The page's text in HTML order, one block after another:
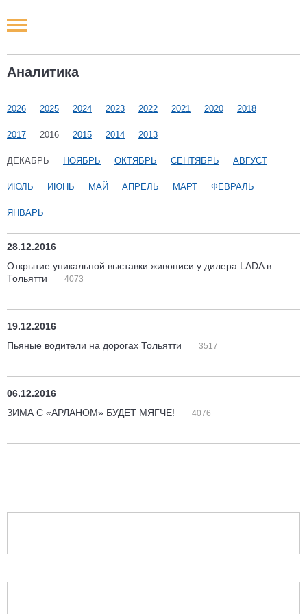
Аналитика
2026 2025 2024 2023 2022 2021 2020 2018
2017 2016 2015 2014 2013
ДЕКАБРЬ НОЯБРЬ ОКТЯБРЬ СЕНТЯБРЬ АВГУСТ
ИЮЛЬ ИЮНЬ МАЙ АПРЕЛЬ МАРТ ФЕВРАЛЬ
ЯНВАРЬ
28.12.2016
Открытие уникальной выставки живописи у дилера LADA в
Тольятти
4073
19.12.2016
Пьяные водители на дорогах Тольятти
3517
06.12.2016
ЗИМА С «АРЛАНОМ» БУДЕТ МЯГЧЕ!
4076
Новости РФ
Наши мероприятия
Статьи